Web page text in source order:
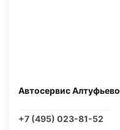
Автосервис Алтуфьево
+7 (495) 023-81-52